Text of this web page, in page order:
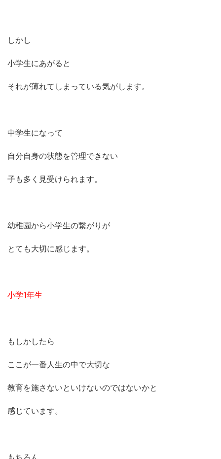
しかし
小学生にあがると
それが薄れてしまっている気がします。
中学生になって
自分自身の状態を管理できない
子も多く見受けられます。
幼稚園から小学生の繋がりが
とても大切に感じます。
小学1年生
もしかしたら
ここが一番人生の中で大切な
教育を施さないといけないのではないかと
感じています。
もちろん